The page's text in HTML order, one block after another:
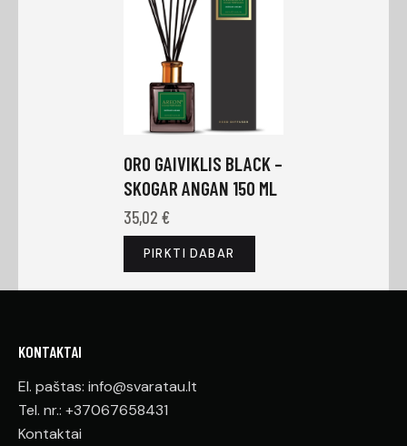
ORO GAIVIKLIS BLACK –
SKOGAR ANGAN 150 ML
35,02€
PIRKTI DABAR
KONTAKTAI
El. paštas: info@svaratau.lt
Tel. nr.: +37067658431
Kontaktai